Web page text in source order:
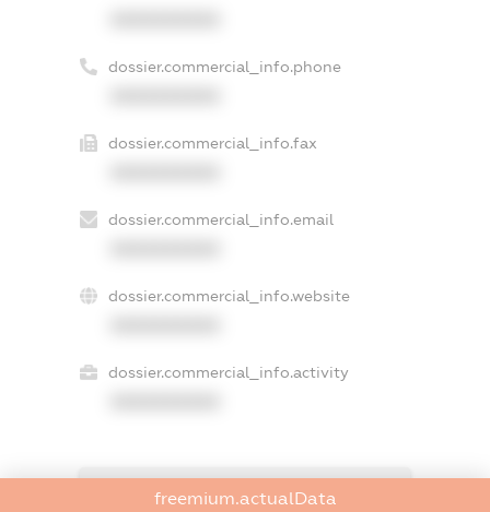
dossier.commercial_info.phone
dossier.commercial_info.fax
dossier.commercial_info.email
dossier.commercial_info.website
dossier.commercial_info.activity
freemium.exampleText_1
freemium.actualData